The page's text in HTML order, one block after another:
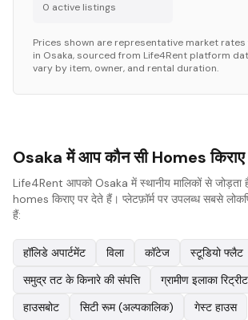
0 active listings
Prices shown are representative market
in Osaka, sourced from Life4Rent platform
vary by item, owner, and rental duration.
Osaka में आप कौन सी Homes
Life4Rent आपको Osaka में स्थानीय मालिकों से जोड़ता है
homes किराए पर देते हैं। प्लेटफ़ॉर्म पर उपलब्ध सबसे
हैं:
हॉलिडे अपार्टमेंट विला कॉटेज
स्टूडियो फ्लैट
समुद्र तट के किनारे की संपत्ति
ग्रामीण इलाका रिट्रीट
हाउसबोट
सिटी रूम (अल्पकालिक) गेस्ट हाउस